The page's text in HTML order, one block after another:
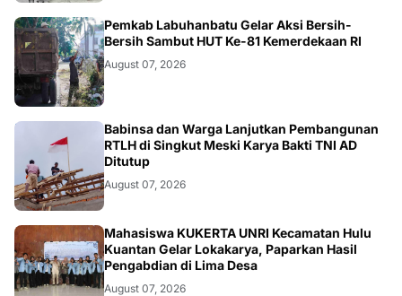
BERITA
Pemkab Labuhanbatu Gelar Aksi Bersih-
Bersih Sambut HUT Ke-81 Kemerdekaan RI
August 07, 2026
Babinsa dan Warga Lanjutkan Pembangunan
RTLH di Singkut Meski Karya Bakti TNI AD
Ditutup
August 07, 2026
ARTIKEL
Mahasiswa KUKERTA UNRI Kecamatan Hulu
Kuantan Gelar Lokakarya, Paparkan Hasil
Pengabdian di Lima Desa
August 07, 2026